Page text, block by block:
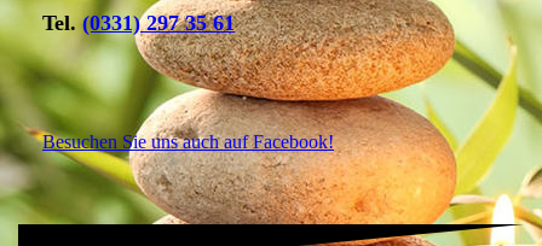
Tel. (0331) 297 35 61
Besuchen Sie uns auch auf Facebook!